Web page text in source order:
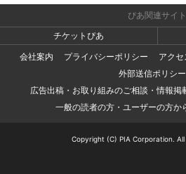
ぴあ関連サイト
チケットぴあ
会社案内
プライバシーポリシー
アク
外部送信ポリシー
広告出稿・お取り組みのご相談・情報掲
一般の読者の方・ユーザーの方か
Copyright (C) PIA Corporation. All